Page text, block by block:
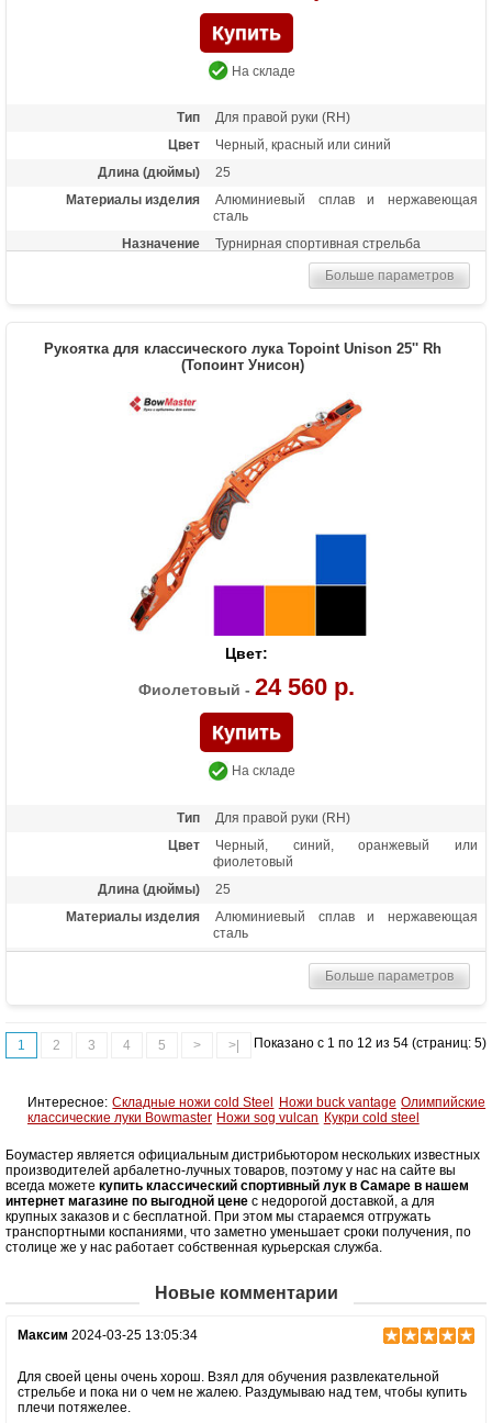
На складе
Тип
Для правой руки (RH)
Цвет
Черный, красный или синий
Длина (дюймы)
25
Материалы изделия
Алюминиевый сплав и нержавеющая
сталь
Назначение
Турнирная спортивная стрельба
Установочная резьба под прицел, кликер,
плунжер, стабилизатор, демперы. Замки
плечей ILF типа.
Больше параметров
Рукоятка для классического лука Topoint Unison 25'' Rh
(Топоинт Унисон)
Цвет:
Фиолетовый - 24 560 р.
На складе
Тип
Для правой руки (RH)
Цвет
Черный, синий, оранжевый или
фиолетовый
Длина (дюймы)
25
Материалы изделия
Алюминиевый сплав и нержавеющая
сталь
Турнирная спортивная стрельба
Установочная резьба под прицел, кликер,
плунжер, стабилизатор, демперы. Замки
Больше параметров
1 2 3 4 5 > >| Показано с 1 по 12 из 54 (страниц: 5)
Интересное: Складные ножи cold Steel Ножи buck vantage Олимпийские
классические луки Bowmaster Ножи sog vulcan Кукри cold steel
Боумастер является официальным дистрибьютором нескольких известных
производителей арбалетно-лучных товаров, поэтому у нас на сайте вы
всегда можете купить классический спортивный лук в Самаре в нашем
интернет магазине по выгодной цене с недорогой доставкой, а для
крупных заказов и с бесплатной. При этом мы стараемся отгружать
транспортными коспаниями, что заметно уменьшает сроки получения, по
столице же у нас работает собственная курьерская служба.
Новые комментарии
Максим 2024-03-25 13:05:34
Для своей цены очень хорош. Взял для обучения развлекательной
стрельбе и пока ни о чем не жалею. Раздумываю над тем, чтобы купить
плечи потяжелее.